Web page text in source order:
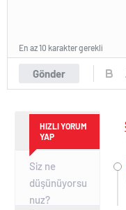
Gönder
En az 10 karakter gerekli
HIZLI YORUM
YAP